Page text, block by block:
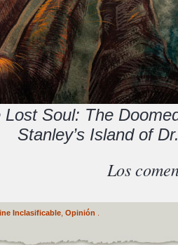
Lost Soul: The
Stanley’s Island of
Los
Inclasificable, Opinión